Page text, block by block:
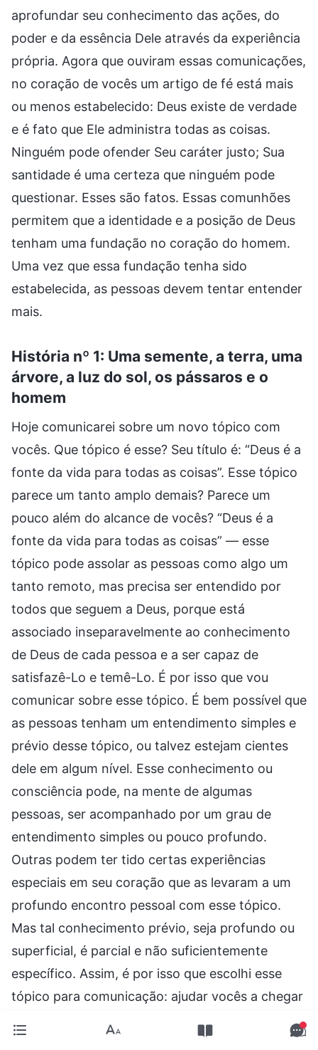
aprofundar seu conhecimento das ações, do
poder e da essência Dele através da experiência
própria. Agora que ouviram essas comunicações,
no coração de vocês um artigo de fé está mais
ou menos estabelecido: Deus existe de verdade
e é fato que Ele administra todas as coisas.
Ninguém pode ofender Seu caráter justo; Sua
santidade é uma certeza que ninguém pode
questionar. Esses são fatos. Essas comunhões
permitem que a identidade e a posição de Deus
tenham uma fundação no coração do homem.
Uma vez que essa fundação tenha sido
estabelecida, as pessoas devem tentar entender
mais.
História nº 1: Uma semente, a terra, uma
árvore, a luz do sol, os pássaros e o
homem
Hoje comunicarei sobre um novo tópico com
vocês. Que tópico é esse? Seu título é: “Deus é a
fonte da vida para todas as coisas”. Esse tópico
parece um tanto amplo demais? Parece um
pouco além do alcance de vocês? “Deus é a
fonte da vida para todas as coisas” — esse
tópico pode assolar as pessoas como algo um
tanto remoto, mas precisa ser entendido por
todos que seguem a Deus, porque está
associado inseparavelmente ao conhecimento
de Deus de cada pessoa e a ser capaz de
satisfazê-Lo e temê-Lo. É por isso que vou
comunicar sobre esse tópico. É bem possível que
as pessoas tenham um entendimento simples e
prévio desse tópico, ou talvez estejam cientes
dele em algum nível. Esse conhecimento ou
consciência pode, na mente de algumas
pessoas, ser acompanhado por um grau de
entendimento simples ou pouco profundo.
Outras podem ter tido certas experiências
especiais em seu coração que as levaram a um
profundo encontro pessoal com esse tópico.
Mas tal conhecimento prévio, seja profundo ou
superficial, é parcial e não suficientemente
específico. Assim, é por isso que escolhi esse
tópico para comunicação: ajudar vocês a chegar
específico. Usarei um método especial para